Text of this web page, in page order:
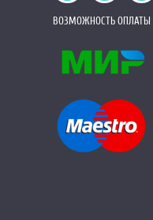
ВОЗМОЖНОСТЬ ОПЛАТЫ